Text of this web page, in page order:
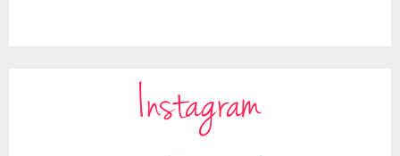
Instagram